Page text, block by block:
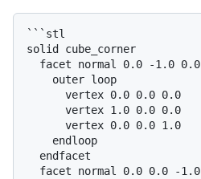
```stl
solid cube_corner
  facet normal 0.0 -1.0 0.0
    outer loop
      vertex 0.0 0.0 0.0
      vertex 1.0 0.0 0.0
      vertex 0.0 0.0 1.0
    endloop
  endfacet
  facet normal 0.0 0.0 -1.0